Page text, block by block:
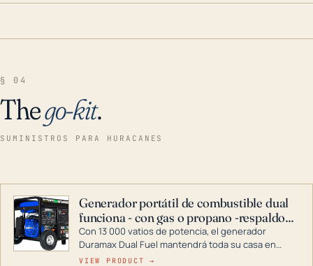
§ 04
Thego-kit.
SUMINISTROS PARA HURACANES
Generador portátil de combustible dual
funciona - con gas o propano -respaldo
para el hogar
Con 13 000 vatios de potencia, el generador
Duramax Dual Fuel mantendrá toda su casa en
funcionamiento durante una tormenta o un corte
VIEW PRODUCT →